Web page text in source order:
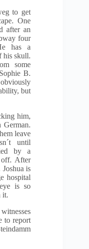
to get
One
after an
four
has a
his skull.
some
B.
but
him,
German.
leave
until
by a
After
Joshua is
hospital
is so
it.
to report